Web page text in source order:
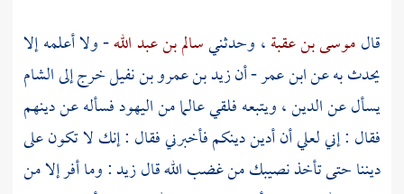
قالموسى بن عقبة، وحدثنيسالم بن عبد الله- ولا أعلمه إلا
يحدث به عنابن عمر- أنزيد بن عمرو بن نفيلخرج إلىالشام
يسأل عن الدين ، ويتبعه فلقي عالما مناليهودفسأله عن دينهم
فقال : إني لعلي أن أدين دينكم فأخبرني فقال : إنك لا تكون على
ديننا حتى تأخذ نصيبك من غضب الله قالزيد: وما أفر إلا من